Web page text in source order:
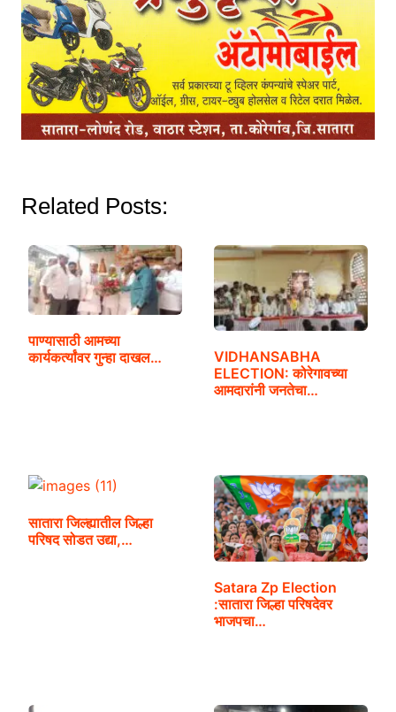
Related Posts:
पाण्यासाठी आमच्या
कार्यकर्त्यांवर गुन्हा दाखल…
VIDHANSABHA
ELECTION: कोरेगावच्या
आमदारांनी जनतेचा…
सातारा जिल्ह्यातील जिल्हा
परिषद सोडत उद्या,…
Satara Zp Election
:सातारा जिल्हा परिषदेवर
भाजपचा…